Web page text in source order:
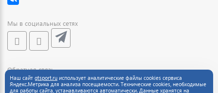
Мы в социальных сетях
Обратная связь
Наш сайт gtsport.ru использует аналитические файлы cookies сервиса
Яндекс.Метрика для анализа посещаемости. Технические cookies, необходимые
для работы сайта, устанавливаются автоматически. Данные хранятся на